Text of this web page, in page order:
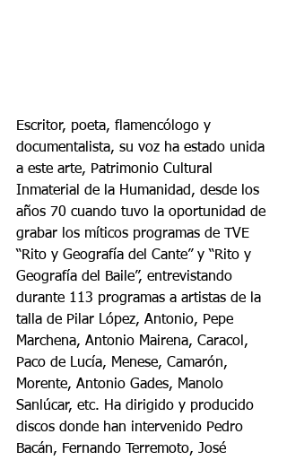
Escritor, poeta, flamencólogo y
documentalista, su voz ha estado unida
a este arte, Patrimonio Cultural
Inmaterial de la Humanidad, desde los
años 70 cuando tuvo la oportunidad de
grabar los míticos programas de TVE
“Rito y Geografía del Cante” y “Rito y
Geografía del Baile”, entrevistando
durante 113 programas a artistas de la
talla de Pilar López, Antonio, Pepe
Marchena, Antonio Mairena, Caracol,
Paco de Lucía, Menese, Camarón,
Morente, Antonio Gades, Manolo
Sanlúcar, etc. Ha dirigido y producido
discos donde han intervenido Pedro
Bacán, Fernando Terremoto, José